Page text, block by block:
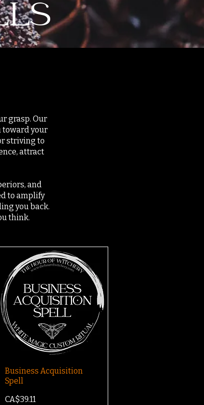
grasp. Our
toward your
striving to
attract
and
to amplify
you back.
think.
Business Acquisition
Spell
価格
CA$39.11